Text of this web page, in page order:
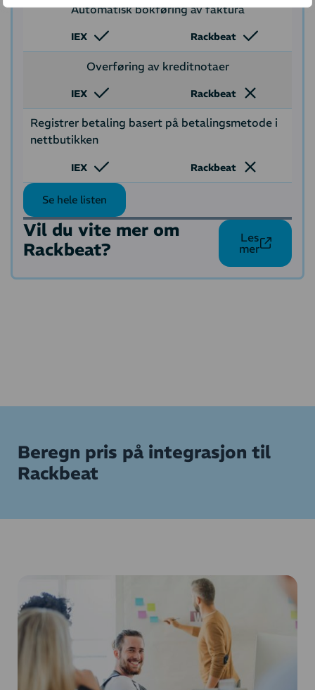
Automatisk bokføring av faktura
IEX Rackbeat
Overføring av kreditnotaer
IEX Rackbeat
Registrer betaling basert på betalingsmetode i
nettbutikken
IEX Rackbeat
Se hele listen
Vil du vite mer om
Rackbeat?
Les
mer
Beregn pris på integrasjon til
Rackbeat